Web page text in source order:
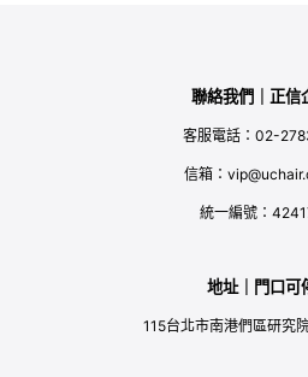
聯絡我們｜正信
客服電話：02-
信箱：
統一編號：
地址｜門口可
115台北市南港們區研究